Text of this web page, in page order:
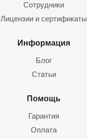
Сотрудники
Лицензии и сертификаты
Информация
Блог
Статьи
Помощь
Гарантия
Оплата